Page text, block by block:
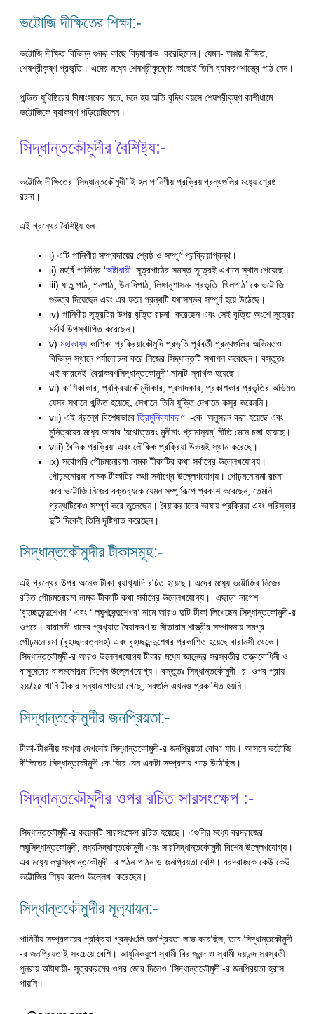
ভট্টোজি দীক্ষিতের শিক্ষা:-
ভট্টোজি দীক্ষিত বিভিন্ন গুরুর কাছে বিদ‍্যালাভ করেছিলেন। যেমন- অপ্পয় দীক্ষিত,
শেষশ্রীকৃষ্ণ প্রভৃতি। এদের মধ‍্যে শেষশ্রীকৃষ্ণের কাছেই তিনি ব‍্যাকরণশাস্ত্রে পাঠ নেন।
পন্ডিত যুধিষ্ঠিরের মীমাংসকের মতে, মনে হয় অতি বুদ্ধি বয়সে শেষশ্রীকৃষ্ণ কাশীধামে
ভট্টোজিকে ব‍্যাকরণ পড়িয়েছিলেন।
সিদ্ধান্তকৌমুদীর বৈশিষ্ট‍্য:-
ভট্টোজি দীক্ষিতের ‘সিদ্ধান্তক‍ৌমুদী’ ই হল পানিণীয় প্রক্রিয়াগ্রন্থগুলির মধ‍্যে শ্রেষ্ঠ
রচনা।
এই গ্রন্থের বৈশিষ্ট্য হল-
i) এটি পানিণীয় সম্প্রদায়ের শ্রেষ্ঠ ও সম্পূর্ণ প্রক্রিয়াগ্রন্থ।
ii) মহর্ষি পানিনির ‘অষ্টাধায়ী‘ সূত্রপাঠের সমস্ত সূত্রেই এখানে স্থান পেয়েছে।
iii) ধাতু পাঠ, গনপাঠ, উনাদিপাঠ, লিঙ্গানুশাসন- প্রভৃতি ‘খিলপাঠ’ কে ভট্টোজি
গুরুত্ব দিয়েছেন এবং এর ফলে গ্রন্থটি যথাসম্ভব সম্পূর্ণ হয়ে উঠেছে।
iv) পানিণীয় সূত্রটির উপর বৃত্তি রচনা করেছেন এবং সেই বৃত্তি অংশে সূত্রের
মর্মার্থ উপস্থাপিত করেছেন।
v) মহাভাষ‍্য কাশিকা প্রক্রিয়াকৌমুদি প্রভৃতি পূর্ববর্তী গ্রন্থগুলির অভিমতও
বিভিন্ন স্থানে পর্যালোচনা করে নিজের সিদ্ধান্তটি স্থাপন করেছেন। বস্তুতঃ
এই কারনেই ‘বৈয়াকরণসিদ্ধান্তকৌমুদী’ নামটি স্বার্থক হয়েছে।
vi) কাশিকাকার, প্রক্রিয়াকৌমুদীকার, প্রসাদকার, প্রকাশকার প্রভৃতির অভিমত
যেসব স্থানে খন্ডিত হয়েছে, সেখানে তিনি যুক্তি দেখাতে কসুর করেননি।
vii) এই গ্রন্থে বিশেষভাবে ত্রিমুনিব‍্যাকরণ-কে অনুসরন করা হয়েছে এবং
মুনিত্রয়ের মধ‍্যে আবার ‘যথোত্তরং মুনীনাং প্রামান‍্যম্’ নীতি মেনে চলা হয়েছে।
viii) বৈদিক প্রক্রিয়া এবং লৌকিক প্রক্রিয়া উভয়ই স্থান করেছে।
ix) সর্বোপরি পৌঢ়মনোরমা নামক টীকাটির কথা সর্বাগ্রে উল্লেখযোগ‍্য।
পৌঢ়মনোরমা নামক টীকাটির কথা সর্বাগ্রে উল্লেগযোগ‍্য। পৌঢ়মনোরমা রচনা
করে ভট্টোজি নিজের বক্তব‍্যকে যেমন সম্পূর্ণরূপে প্রকাশ করেছেন, তেমনি
গ্রন্থটিকেও সম্পূর্ণ করে তুলেছেন। বৈয়াকরণদের ভাষায় প্রক্রিয়া এবং পরিস্কার
দুটি দিকেই তিনি দৃষ্টিপাত করেছেন।
সিদ্ধান্তকৌমুদীর টীকাসমূহ:-
এই গ্রন্থের উপর অনেক টীকা ব‍্যাখ‍্যাদি রচিত হয়েছে। এদের মধ‍্যে ভট্টোজির নিজের
রচিত পৌঢ়মনোরমা নামক টীকাটি কথা সর্বাগ্রে উল্লেখযোগ্য। এছাড়া নাগেশ
‘বৃহচ্ছব্দেন্দুশেখর ‘ এবং ‘ লঘুশব্দেন্দুশেখর’ নামে আরও দুটি টীকা লিখেছেন সিদ্ধান্তকৌমুদী-র
ওপরে। বারানসী ধামের প্রখ‍্যাত বৈয়াকরণ ড.সীতারাম শাস্ত্রীর সম্পাদনায় সমগ্র
পৌঢ়মনোরমা (বৃহচ্ছব্দরত্নসহ) এবং বৃহচ্ছব্দেন্দুশেখর প্রকাশিত হয়েছে বারানসী থেকে।
সিদ্ধান্তকৌমুদী-র আরও উল্লেখযোগ‍্য টীকার মধ‍্যে জ্ঞানেন্দ্র সরস্বতীর তত্ত্ববোধিনী ও
বাসুদেবের বালমনোরমা বিশেষ উল্লেখযোগ্য। বস্তুতঃ সিদ্ধান্তকৌমুদী -র ওপর প্রায়
২৪/২৫ খানি টীকার সন্ধান পাওয়া গেছে, সবগুলি এখনও প্রকাশিত হয়নি।
সিদ্ধান্তকৌমুদীর জনপ্রিয়তা:-
টীকা-টীপ্পনীয় সংখ‍্যা দেখলেই সিদ্ধান্তক‍ৌমুদী-র জনপ্রিয়তা বোঝা যায়। আসলে ভট্টোজি
দীক্ষিতের সিদ্ধান্তকৌমুদী-কে ঘিরে যেন একটা সম্প্রদায় গড়ে উঠেছিল।
সিদ্ধান্তকৌমুদীর ওপর রচিত সারসংক্ষেপ :-
সিদ্ধান্তকৌমুদী-র কয়েকটি সারসংক্ষেপ রচিত হয়েছে। এগুলির মধ‍্যে বরদরাজের
লঘুসিদ্ধান্তকৌমুদী, মধ‍্যসিদ্ধান্তকৌমুদী এবং সারসিদ্ধান্তক‍ৌমুদী বিশেষ উল্লেখযোগ্য।
এর মধ‍্যে লঘুসিদ্ধান্তকৌমুদী -র পঠন-পাঠন ও জনপ্রিয়তা বেশি। বরদরাজকে কেউ কেউ
ভট্টোজির শিষ‍্য বলেও উল্লেখ করেছেন।
সিদ্ধান্তকৌমুদীর মূল‍্যায়ন:-
পানিণীয় সম্প্রদায়ের প্রক্রিয়া গ্রন্থগুলি জনপ্রিয়তা লাভ করেছিল, তবে সিদ্ধান্তকৌমুদী
-র জনপ্রিয়তাই সবচেয়ে বেশি। আধুনিকযুগে স্বামী বিরাজনন্দ ও স্বামী দয়ানন্দ সরস্বতী
পুনরায় অষ্টাধায়ী- সূত্রক্রমের ওপর জোর দিলেও ‘সিদ্ধান্তকৌমুদী’-র জনপ্রিয়তা হ্রাস
পায়নি।